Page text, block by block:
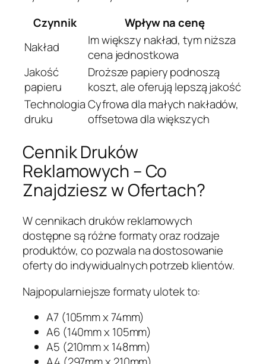
Czynnik
Wpływ na cenę
Nakład
Im większy nakład, tym niższa
cena jednostkowa
Jakość
papieru
Droższe papiery podnoszą
koszt, ale oferują lepszą jakość
Technologia
druku
Cyfrowa dla małych nakładów,
offsetowa dla większych
Cennik Druków
Reklamowych – Co
Znajdziesz w Ofertach?
W cennikach druków reklamowych
dostępne są różne formaty oraz rodzaje
produktów, co pozwala na dostosowanie
oferty do indywidualnych potrzeb klientów.
Najpopularniejsze formaty ulotek to:
A7 (105mm x 74mm)
A6 (140mm x 105mm)
A5 (210mm x 148mm)